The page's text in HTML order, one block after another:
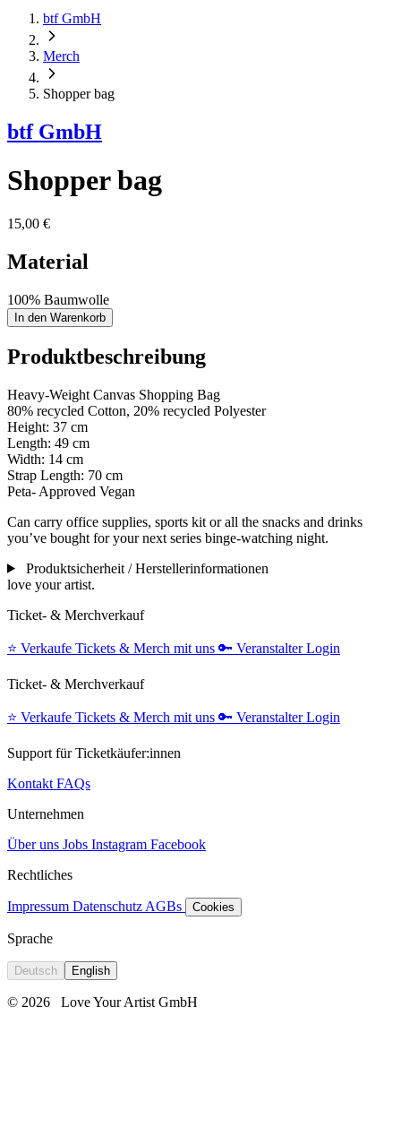
btf GmbH
Merch
Shopper bag
btf GmbH
Shopper bag
15,00 €
Material
100% Baumwolle
In den Warenkorb
Produktbeschreibung
Heavy-Weight Canvas Shopping Bag
80% recycled Cotton, 20% recycled Polyester
Height: 37 cm
Length: 49 cm
Width: 14 cm
Strap Length: 70 cm
Peta- Approved Vegan
Can carry office supplies, sports kit or all the snacks and drinks
you’ve bought for your next series binge-watching night.
Produktsicherheit / Herstellerinformationen
love your artist.
Ticket- & Merchverkauf
⭐️ Verkaufe Tickets & Merch mit uns 🔑 Veranstalter Login
Ticket- & Merchverkauf
⭐️ Verkaufe Tickets & Merch mit uns 🔑 Veranstalter Login
Support für Ticketkäufer:innen
Kontakt FAQs
Unternehmen
Über uns Jobs Instagram Facebook
Rechtliches
Impressum Datenschutz AGBs Cookies
Sprache
Deutsch English
© 2026 Love Your Artist GmbH